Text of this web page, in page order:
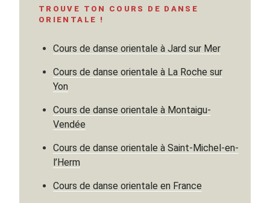
TROUVE TON COURS DE DANSE
ORIENTALE !
Cours de danse orientale à Jard sur Mer
Cours de danse orientale à La Roche sur
Yon
Cours de danse orientale à Montaigu-
Vendée
Cours de danse orientale à Saint-Michel-en-
l’Herm
Cours de danse orientale en France